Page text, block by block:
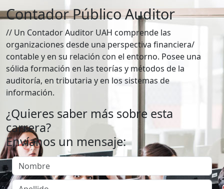
Contador Público Auditor
// Un Contador Auditor UAH comprende las
organizaciones desde una perspectiva financiera/
contable y en su relación con el entorno. Posee una
sólida formación en las teorías y métodos de la
auditoría, en tributaria y en los sistemas de
información.
¿Quieres saber más sobre esta
carrera?
Envíanos un mensaje: